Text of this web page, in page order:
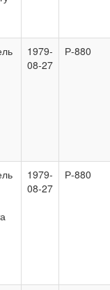
1979-
08-27
Р-880
1979-
08-27
Р-880